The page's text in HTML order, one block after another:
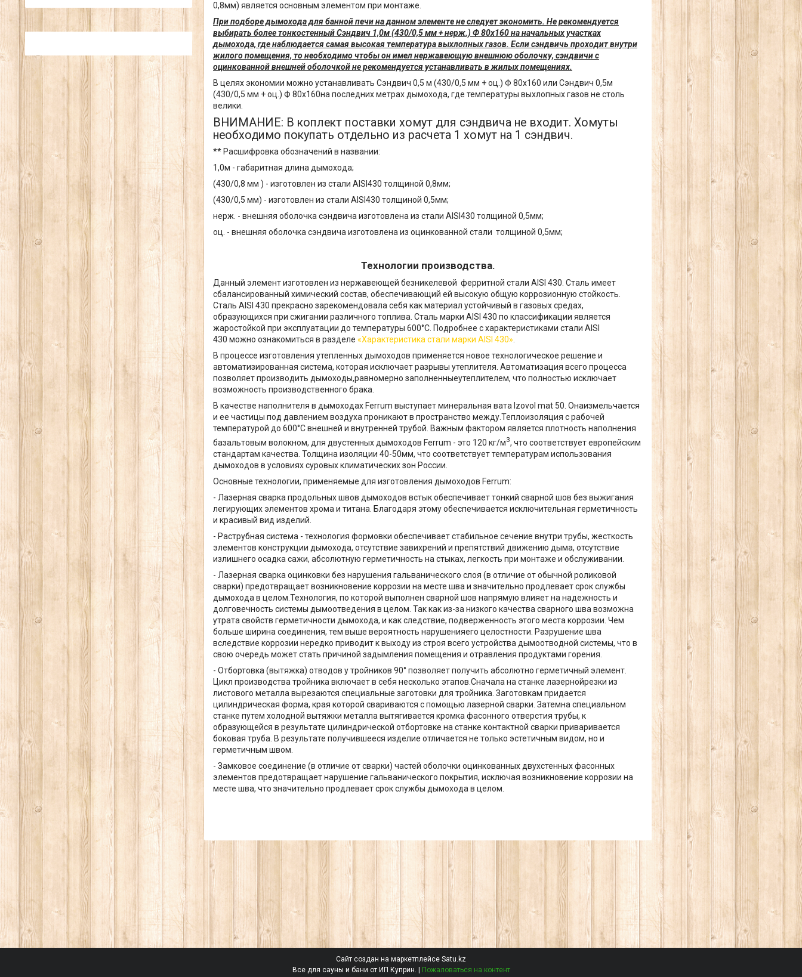
0,8мм) является основным элементом при монтаже.
При подборе дымохода для банной печи на данном элементе не следует экономить. Не рекомендуется
выбирать более тонкостенный Сэндвич 1,0м (430/0,5 мм + нерж.) Ф 80х160 на начальных участках
дымохода, где наблюдается самая высокая температура выхлопных газов. Если сэндвичь проходит внутри
жилого помещения, то необходимо чтобы он имел нержавеющую внешнюю оболочку, сэндвичи с
оцинкованной внешней оболочкой не рекомендуется устанавливать в жилых помещениях.
В целях экономии можно устанавливать Сэндвич 0,5 м (430/0,5 мм + оц.) Ф 80х160 или Сэндвич 0,5м
(430/0,5 мм + оц.) Ф 80х160на последних метрах дымохода, где температуры выхлопных газов не столь
велики.
ВНИМАНИЕ: В коплект поставки хомут для сэндвича не входит. Хомуты
необходимо покупать отдельно из расчета 1 хомут на 1 сэндвич.
** Расшифровка обозначений в названии:
1,0м - габаритная длина дымохода;
(430/0,8 мм ) - изготовлен из стали AISI430 толщиной 0,8мм;
(430/0,5 мм) - изготовлен из стали AISI430 толщиной 0,5мм;
нерж. - внешняя оболочка сэндвича изготовлена из стали AISI430 толщиной 0,5мм;
оц. - внешняя оболочка сэндвича изготовлена из оцинкованной стали толщиной 0,5мм;
Технологии производства.
Данный элемент изготовлен из нержавеющей безникелевой ферритной стали AISI 430. Сталь имеет
сбалансированный химический состав, обеспечивающий ей высокую общую коррозионную стойкость.
Сталь AISI 430 прекрасно зарекомендовала себя как материал устойчивый в газовых средах,
образующихся при сжигании различного топлива. Сталь марки AISI 430 по классификации является
жаростойкой при эксплуатации до температуры 600°C. Подробнее с характеристиками стали AISI
430 можно ознакомиться в разделе «Характеристика стали марки AISI 430».
В процессе изготовления утепленных дымоходов применяется новое технологическое решение и
автоматизированная система, которая исключает разрывы утеплителя. Автоматизация всего процесса
позволяет производить дымоходы,равномерно заполненныеутеплителем, что полностью исключает
возможность производственного брака.
В качестве наполнителя в дымоходах Ferrum выступает минеральная вата Іzovol mat 50. Онаизмельчается
и ее частицы под давлением воздуха проникают в пространство между.Теплоизоляция с рабочей
температурой до 600°С внешней и внутренней трубой. Важным фактором является плотность наполнения
базальтовым волокном, для двустенных дымоходов Ferrum - это 120 кг/м3, что соответствует европейским
стандартам качества. Толщина изоляции 40-50мм, что соответствует температурам использования
дымоходов в условиях суровых климатических зон России.
Основные технологии, применяемые для изготовления дымоходов Ferrum:
- Лазерная сварка продольных швов дымоходов встык обеспечивает тонкий сварной шов без выжигания
легирующих элементов хрома и титана. Благодаря этому обеспечивается исключительная герметичность
и красивый вид изделий.
- Раструбная система - технология формовки обеспечивает стабильное сечение внутри трубы, жесткость
элементов конструкции дымохода, отсутствие завихрений и препятствий движению дыма, отсутствие
излишнего осадка сажи, абсолютную герметичность на стыках, легкость при монтаже и обслуживании.
- Лазерная сварка оцинковки без нарушения гальванического слоя (в отличие от обычной роликовой
сварки) предотвращает возникновение коррозии на месте шва и значительно продлевает срок службы
дымохода в целом.Технология, по которой выполнен сварной шов напрямую влияет на надежность и
долговечность системы дымоотведения в целом. Так как из-за низкого качества сварного шва возможна
утрата свойств герметичности дымохода, и как следствие, подверженность этого места коррозии. Чем
больше ширина соединения, тем выше вероятность нарушенияего целостности. Разрушение шва
вследствие коррозии нередко приводит к выходу из строя всего устройства дымоотводной системы, что в
свою очередь может стать причиной задымления помещения и отравления продуктами горения.
- Отбортовка (вытяжка) отводов у тройников 90° позволяет получить абсолютно герметичный элемент.
Цикл производства тройника включает в себя несколько этапов.Сначала на станке лазернойрезки из
листового металла вырезаются специальные заготовки для тройника. Заготовкам придается
цилиндрическая форма, края которой свариваются с помощью лазерной сварки. Затемна специальном
станке путем холодной вытяжки металла вытягивается кромка фасонного отверстия трубы, к
образующейся в результате цилиндрической отбортовке на станке контактной сварки приваривается
боковая труба. В результате получившееся изделие отличается не только эстетичным видом, но и
герметичным швом.
- Замковое соединение (в отличие от сварки) частей оболочки оцинкованных двухстенных фасонных
элементов предотвращает нарушение гальванического покрытия, исключая возникновение коррозии на
месте шва, что значительно продлевает срок службы дымохода в целом.
Сайт создан на маркетплейсе Satu.kz
Пожаловаться на контент